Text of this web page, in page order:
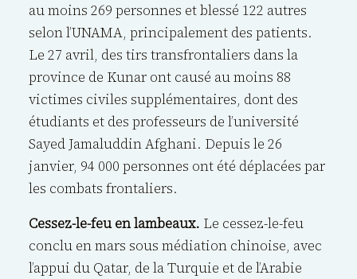
au moins 269 personnes et blessé 122 autres
selon l’UNAMA, principalement des patients.
Le 27 avril, des tirs transfrontaliers dans la
province de Kunar ont causé au moins 88
victimes civiles supplémentaires, dont des
étudiants et des professeurs de l’université
Sayed Jamaluddin Afghani. Depuis le 26
janvier, 94 000 personnes ont été déplacées par
les combats frontaliers.
Cessez-le-feu en lambeaux. Le cessez-le-feu
conclu en mars sous médiation chinoise, avec
l’appui du Qatar, de la Turquie et de l’Arabie